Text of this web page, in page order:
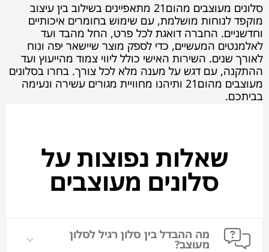
סלונים מעוצבים מהום21 מתאפיינים בשילוב בין עיצוב
מוקפד לנוחות מושלמת, עם שימוש בחומרים איכותיים
וחדשניים. החברה דואגת לכל פרט, החל מהבד ועד
לאלמנטים המעשיים, כדי לספק מוצר שיישאר יפה ונוח
לאורך שנים. השירות האישי כולל ליווי צמוד מהייעוץ ועד
ההתקנה, עם דגש על מענה מלא לכל צורך. בחרו בסלונים
מעוצבים מהום21 ותיהנו מחוויית מגורים עשירה ונעימה
בביתכם.
שאלות נפוצות על
סלונים מעוצבים
מה ההבדל בין סלון רגיל לסלון
מעוצב?